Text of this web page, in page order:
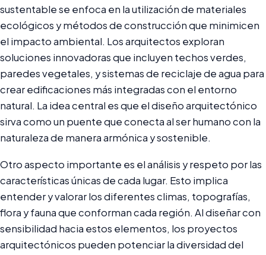
sustentable se enfoca en la utilización de materiales
ecológicos y métodos de construcción que minimicen
el impacto ambiental. Los arquitectos exploran
soluciones innovadoras que incluyen techos verdes,
paredes vegetales, y sistemas de reciclaje de agua para
crear edificaciones más integradas con el entorno
natural. La idea central es que el diseño arquitectónico
sirva como un puente que conecta al ser humano con la
naturaleza de manera armónica y sostenible.
Otro aspecto importante es el análisis y respeto por las
características únicas de cada lugar. Esto implica
entender y valorar los diferentes climas, topografías,
flora y fauna que conforman cada región. Al diseñar con
sensibilidad hacia estos elementos, los proyectos
arquitectónicos pueden potenciar la diversidad del